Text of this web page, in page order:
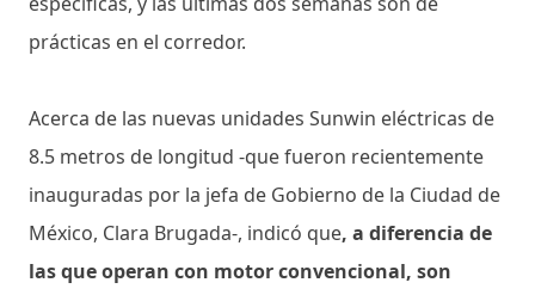
prácticas en el corredor.
Acerca de las nuevas unidades Sunwin eléctricas de
8.5 metros de longitud -que fueron recientemente
inauguradas por la jefa de Gobierno de la Ciudad de
México, Clara Brugada-, indicó que, a diferencia de
las que operan con motor convencional, son